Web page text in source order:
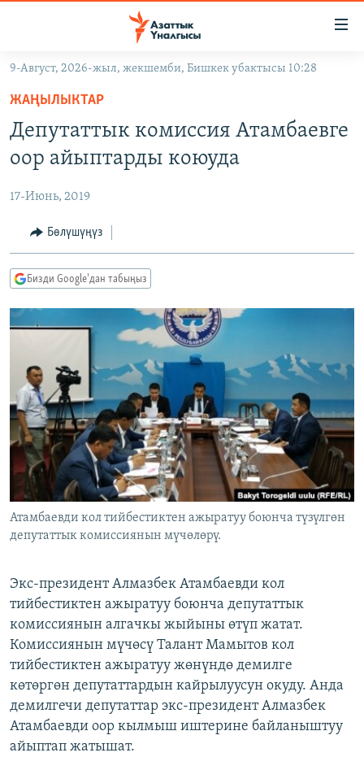
Навигацияга
өтүңүз
Издөөгө
салыңызКЫРГЫЗСТАН
ЭКОНОМИКА
МАДАНИЯТ
ДҮЙНӨ
БОРБОР АЗИЯ
УКРАИНА
АТАЙЫН ИЛИКТӨӨ
ТВ ПРОГРАММАЛАР
ЭКСПЕРТТЕР ТАЛДАЙТ
БИЗ ЖАНА ДҮЙНӨ
ЭЖЕ-СИҢДИЛЕР
АЗАТТЫК+
ЫҢГАЙСЫЗ СУРООЛОР
ӨЗГӨЧӨ ПИКИР
Русский
ОНЛАЙН ШЕРИНЕ
ЭЕ/АРнун бардык сайттары
9-Август, 2026-жыл, жекшемби, Бишкек убактысы 10:28
ЖАҢЫЛЫКТАР
Депутаттык комиссия Атамбаевге
оор айыптарды коюуда
17-Июнь, 2019
Бөлүшүңүз
Бизди Google'дан табыңыз
Атамбаевди кол тийбестиктен ажыратуу боюнча түзүлгөн
депутаттык комиссиянын мүчөлөрү.
Экс-президент Алмазбек Атамбаевди кол
тийбестиктен ажыратуу боюнча депутаттык
комиссиянын алгачкы жыйыны өтүп жатат.
Комиссиянын мүчөсү Талант Мамытов кол
тийбестиктен ажыратуу жөнүндө демилге
көтөргөн депутаттардын кайрылуусун окуду. Анда
демилгечи депутаттар экс-президент Алмазбек
Атамбаевди оор кылмыш иштерине байланыштуу
айыптап жатышат.